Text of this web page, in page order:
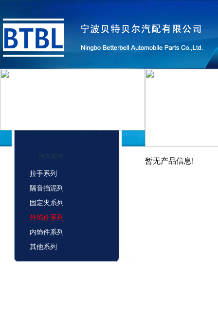
拉手系列
隔音挡泥列
固定夹系列
外饰件系列
内饰件系列
其他系列
暂无产品信息!